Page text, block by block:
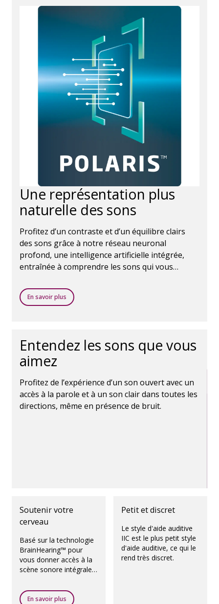
Une représentation plus
naturelle des sons
Profitez d’un contraste et d’un équilibre clairs
des sons grâce à notre réseau neuronal
profond, une intelligence artificielle intégrée,
entraînée à comprendre les sons qui vous
En savoir plus
Entendez les sons que vous
aimez
Profitez de l’expérience d’un son ouvert avec un
accès à la parole et à un son clair dans toutes les
directions, même en présence de bruit.
Soutenir votre
cerveau
Basé sur la technologie
BrainHearing™ pour
vous donner accès à la
scène sonore intégrale,
fonctionnement naturel
de votre cerveau.
En savoir plus
Petit et discret
Le style d'aide auditive
IIC est le plus petit style
d'aide auditive, ce qui le
rend très discret.